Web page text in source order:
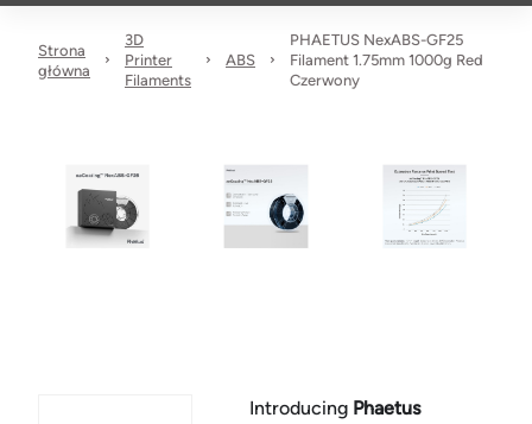
Strona
główna
3D
Printer
Filaments
ABS
PHAETUS NexABS-GF25
Filament 1.75mm 1000g Red
Czerwony
Introducing Phaetus